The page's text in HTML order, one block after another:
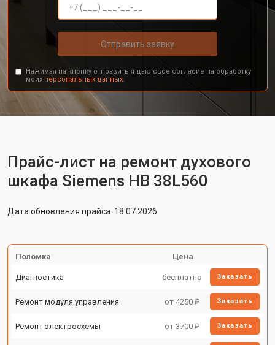
Отправить заявку
Нажимая на кнопку отправить я даю свое согласие на обработку
моих персональных данных.
Прайс-лист на ремонт духового
шкафа Siemens HB 38L560
Дата обновления прайса: 18.07.2026
Поломка Цена
Диагностика бесплатно Заказать
Ремонт модуля управления от 4250 ₽ Заказать
Ремонт электросхемы от 3700 ₽ Заказать